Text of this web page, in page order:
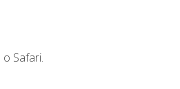
Safari.